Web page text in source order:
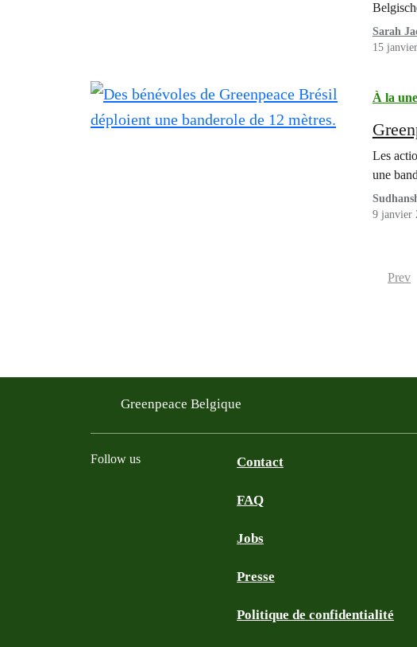
Sarah
15
À la une
Les
une
9 janvier
Prev
Greenpeace Belgique
Follow us Contact
FAQ
Jobs
Presse
Politique de confidentialité